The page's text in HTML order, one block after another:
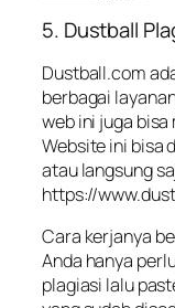
5. Dustball
Dustball.com
berbagai
web ini juga
Website ini bisa
atau langsung
https://
Cara kerjanya
Anda hanya
plagiasi lalu